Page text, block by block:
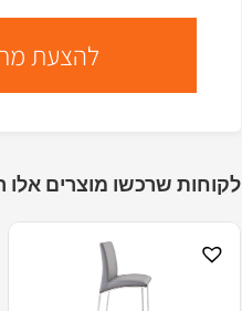
לקוחות שרכשו מוצרים אלו